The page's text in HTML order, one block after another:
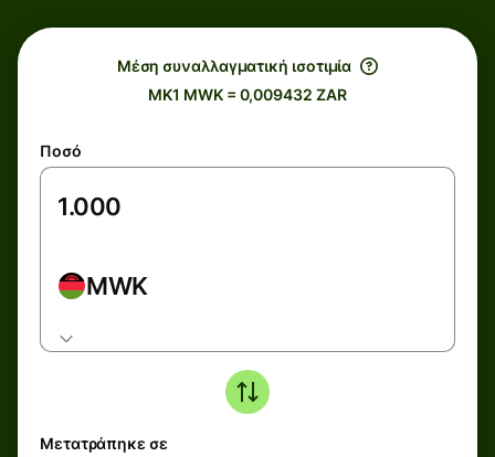
Μέση συναλλαγματική ισοτιμία
MK1 MWK = 0,009432 ZAR
Ποσό
MWK
Μετατράπηκε σε